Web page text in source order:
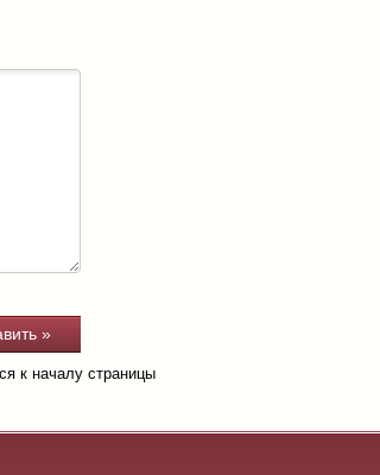
к началу страницы